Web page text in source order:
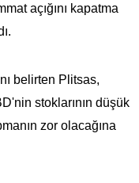
açığını kapatma
belirten Plitsas,
stoklarının düşük
zor olacağına